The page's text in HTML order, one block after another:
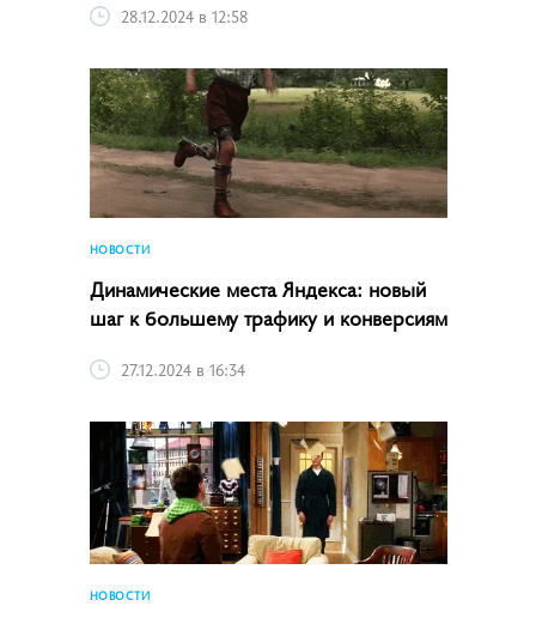
28.12.2024 в 12:58
НОВОСТИ
Динамические места Яндекса: новый
шаг к большему трафику и конверсиям
27.12.2024 в 16:34
НОВОСТИ